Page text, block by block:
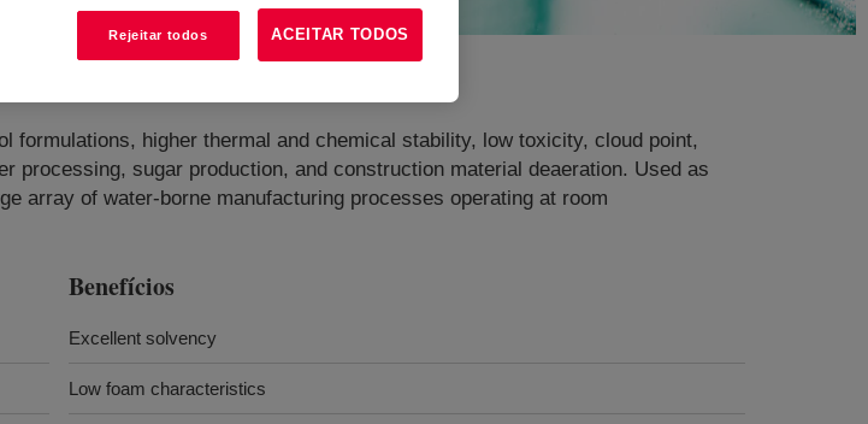
formulations, higher thermal and chemical stability, low toxicity, cloud point,
processing, sugar production, and construction material deaeration. Used as
array of water-borne manufacturing processes operating at room
Benefícios
Excellent solvency
Low foam characteristics
Rejeitar todos ACEITAR TODOS